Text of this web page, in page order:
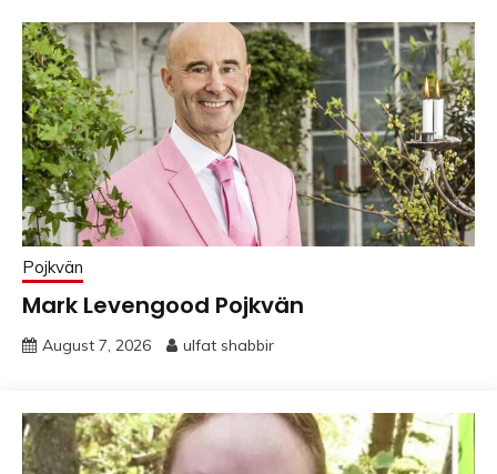
Pojkvän
Mark Levengood Pojkvän
August 7, 2026 ulfat shabbir